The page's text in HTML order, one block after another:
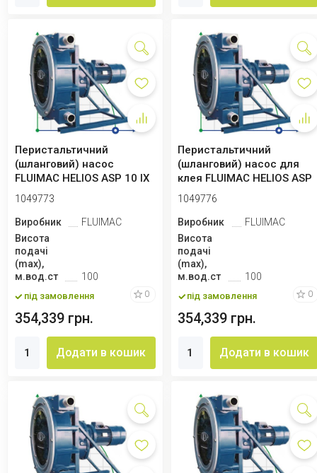
Перистальтичний
(шланговий) насос
FLUIMAC HELIOS ASP 10 IX
65 л/год, 0,25 кВт...
1049773
Виробник
FLUIMAC
Висота
подачі
(max),
м.вод.ст
100
під замовлення 0
354,339 грн.
Додати в кошик
Перистальтичний
(шланговий) насос для
клея FLUIMAC HELIOS ASP
15 IX 142 л/год...
1049776
Виробник
FLUIMAC
Висота
подачі
(max),
м.вод.ст
100
під замовлення 0
354,339 грн.
Додати в кошик